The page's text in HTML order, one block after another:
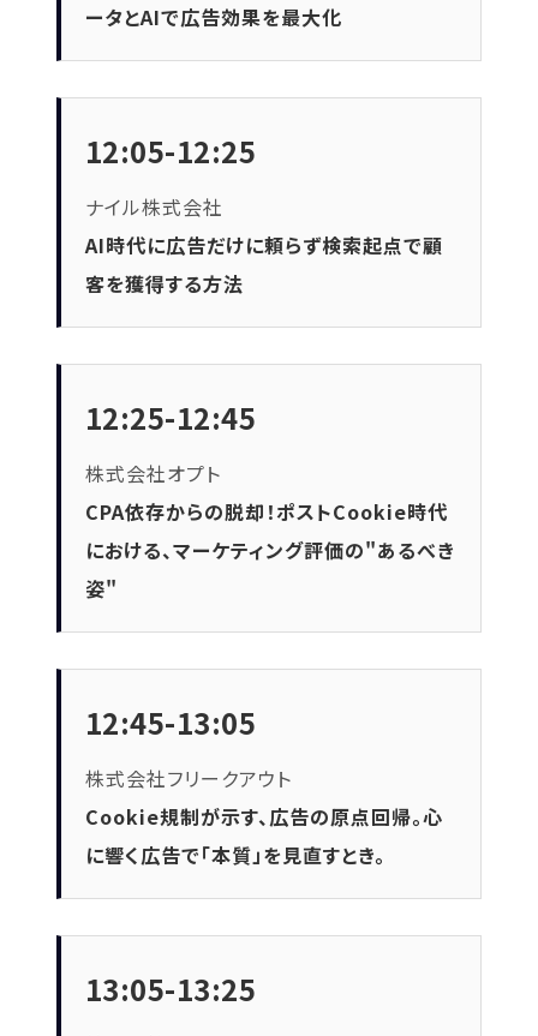
ータとAIで広告効果を最大化
12:05-12:25
ナイル株式会社
AI時代に広告だけに頼らず検索起点で顧
客を獲得する方法
12:25-12:45
株式会社オプト
CPA依存からの脱却！ポストCookie時代
における、マーケティング評価の"あるべき
姿"
12:45-13:05
株式会社フリークアウト
Cookie規制が示す、広告の原点回帰。心
に響く広告で「本質」を見直すとき。
13:05-13:25